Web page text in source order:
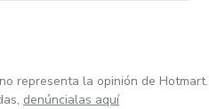
representa la opinión de Hotmart.
denúncialas aquí